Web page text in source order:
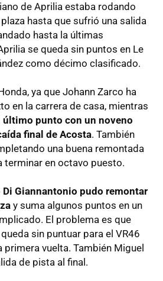
de Aprilia estaba rodando
hasta que sufrió una salida
hasta la últimas
se queda sin puntos en Le
como décimo clasificado.
ya que Johann Zarco ha
en la carrera de casa, mientras
punto con un noveno
final de Acosta. También
una buena remontada
terminar en octavo puesto.
Di Giannantonio pudo remontar
y suma algunos puntos en un
El problema es que
sin puntuar para el VR46
primera vuelta. También Miguel
de pista al final.